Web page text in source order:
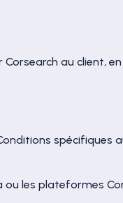
au client,
spécifiques
les plateformes